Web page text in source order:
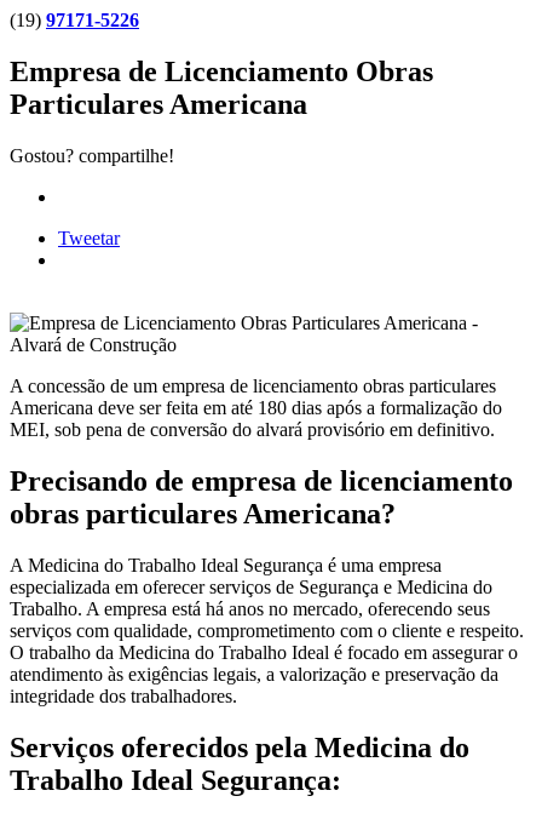
(19) 97171-5226
Empresa de Licenciamento Obras
Particulares Americana
Gostou? compartilhe!
Tweetar
A concessão de um empresa de licenciamento obras particulares
Americana deve ser feita em até 180 dias após a formalização do
MEI, sob pena de conversão do alvará provisório em definitivo.
Precisando de empresa de licenciamento
obras particulares Americana?
A Medicina do Trabalho Ideal Segurança é uma empresa
especializada em oferecer serviços de Segurança e Medicina do
Trabalho. A empresa está há anos no mercado, oferecendo seus
serviços com qualidade, comprometimento com o cliente e respeito.
O trabalho da Medicina do Trabalho Ideal é focado em assegurar o
atendimento às exigências legais, a valorização e preservação da
integridade dos trabalhadores.
Serviços oferecidos pela Medicina do
Trabalho Ideal Segurança: